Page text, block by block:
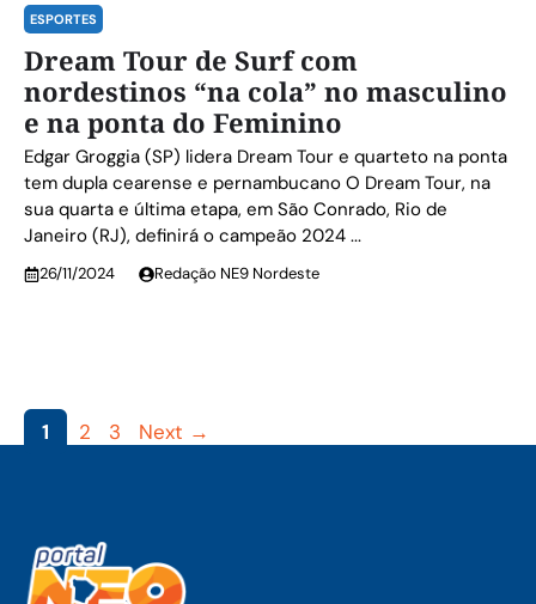
ESPORTES
Dream Tour de Surf com
nordestinos “na cola” no masculino
e na ponta do Feminino
Edgar Groggia (SP) lidera Dream Tour e quarteto na ponta
tem dupla cearense e pernambucano O Dream Tour, na
sua quarta e última etapa, em São Conrado, Rio de
Janeiro (RJ), definirá o campeão 2024 ...
26/11/2024 Redação NE9 Nordeste
Page
1 Page
2 Page
3 Next →